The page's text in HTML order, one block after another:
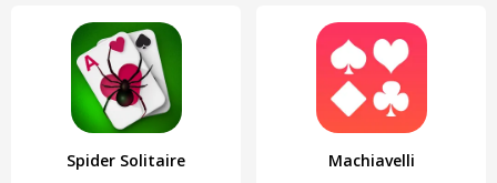
Spider Solitaire Machiavelli